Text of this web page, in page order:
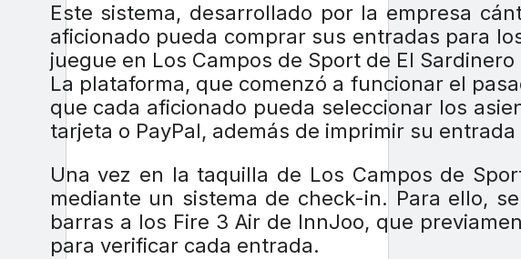
Este sistema, desarrollado por la empresa
aficionado pueda comprar sus entradas para
juegue en Los Campos de Sport de El
La plataforma, que comenzó a funcionar el
que cada aficionado pueda seleccionar los
tarjeta o PayPal, además de imprimir su
Una vez en la taquilla de Los Campos de
mediante un sistema de check-in. Para ello,
barras a los Fire 3 Air de InnJoo, que
para verificar cada entrada.